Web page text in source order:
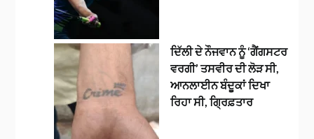
ਦਿੱਲੀ ਦੇ ਨੌਜਵਾਨ ਨੂੰ ‘ਗੈਂਗਸਟਰ
ਵਰਗੀ’ ਤਸਵੀਰ ਦੀ ਲੋੜ ਸੀ,
ਆਨਲਾਈਨ ਬੰਦੂਕਾਂ ਦਿਖਾ
ਰਿਹਾ ਸੀ, ਗ੍ਰਿਫ਼ਤਾਰ